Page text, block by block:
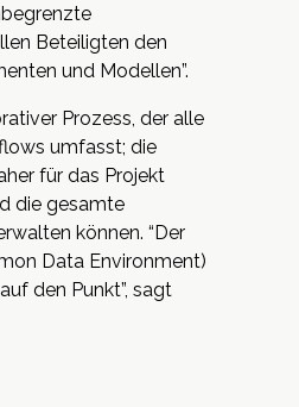
Beteiligten den
und Modellen”.
Prozess, der alle
umfasst; die
für das Projekt
die gesamte
können. “Der
Data Environment)
den Punkt”, sagt